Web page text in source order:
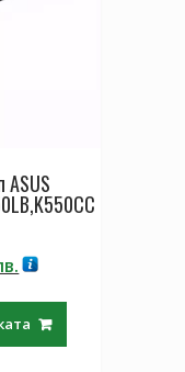
ASUS
Текущата
57.64 лв..